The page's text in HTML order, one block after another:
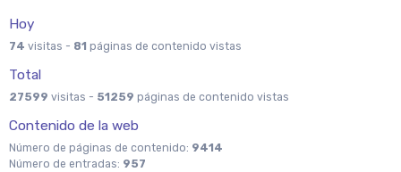
Hoy
74 visitas - 81 páginas de contenido vistas
Total
27599 visitas - 51259 páginas de contenido vistas
Contenido de la web
Número de páginas de contenido: 9414
Número de entradas: 957